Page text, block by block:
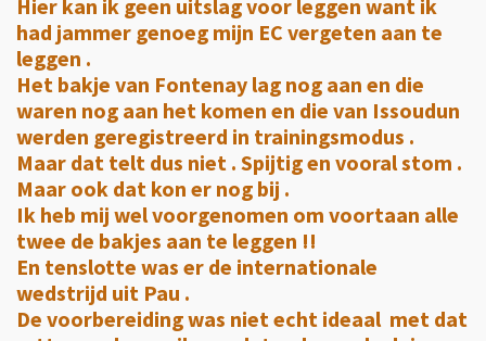
Hier kan ik geen uitslag voor leggen want ik
had jammer genoeg mijn EC vergeten aan te
leggen .
Het bakje van Fontenay lag nog aan en die
waren nog aan het komen en die van Issoudun
werden geregistreerd in trainingsmodus .
Maar dat telt dus niet . Spijtig en vooral stom .
Maar ook dat kon er nog bij .
Ik heb mij wel voorgenomen om voortaan alle
twee de bakjes aan te leggen !!
En tenslotte was er de internationale
wedstrijd uit Pau .
De voorbereiding was niet echt ideaal met dat